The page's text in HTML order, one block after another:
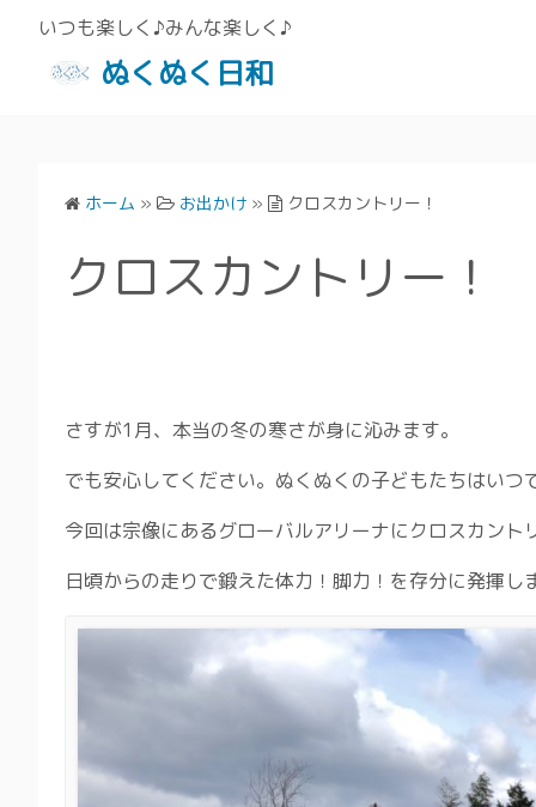
いつも楽しく♪みんな楽しく♪
ぬくぬく日和
ホーム » お出かけ » クロスカントリー！
クロスカントリー！
さすが1月、本当の冬の寒さが身に沁みます。
でも安心してください。ぬくぬくの子どもたちはいつ
今回は宗像にあるグローバルアリーナにクロスカント
日頃からの走りで鍛えた体力！脚力！を存分に発揮し